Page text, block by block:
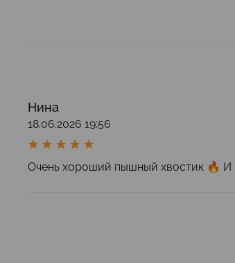
Нина
18.06.2026 19:56
Очень хороший пышный хвостик 🔥 И